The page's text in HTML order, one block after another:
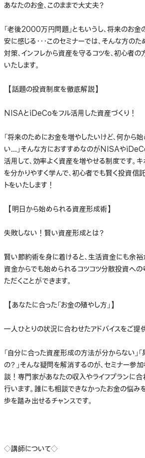
あなたのお金、このままで大丈夫？​
「老後2000万円問題」ともいうし、将来のお金
安に感じる・・・このセミナーでは、そんな方の
対策、インフレから資産を守るコツを、初心者
いたします。
【話題の投資制度を徹底解説​】
NISAとiDeCoをフル活用した資産づくり！​
「将来のためにお金を増やしたいけど、何から
い…」そんな方におすすめなのがNISAや
活用して、効率よく資産を増やせる制度です。
を分かりやすく学んで、初心者でも賢く投資信
トをいたします！​
【明日から始められる資産形成術​】
失敗しない！賢い資産形成とは？
賢い節約術を身に着けると、生活資金にも余裕
資金からでも始められるコツコツ分散投資へ
ただくことができます。​
【あなたに合った「お金の殖やし方」​】
一人ひとりの状況に合わせたアドバイスをご提
「自分に合った資産形成の方法が分からない」
の？」そんな疑問を解消するのが、セミナー参
談！専門家があなたの収入やライフプランに合
行います。誰にも相談できなかったお金の悩み
歩を踏み出せるチャンスです。​
◇講師について◇​